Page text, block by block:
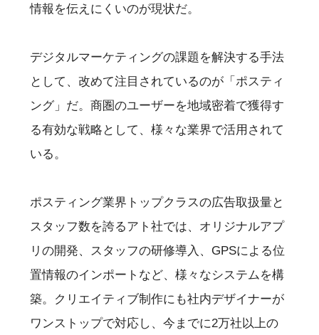
情報を伝えにくいのが現状だ。
デジタルマーケティングの課題を解決する手法
として、改めて注目されているのが「ポスティ
ング」だ。商圏のユーザーを地域密着で獲得す
る有効な戦略として、様々な業界で活用されて
いる。
ポスティング業界トップクラスの広告取扱量と
スタッフ数を誇るアト社では、オリジナルアプ
リの開発、スタッフの研修導入、GPSによる位
置情報のインポートなど、様々なシステムを構
築。クリエイティブ制作にも社内デザイナーが
ワンストップで対応し、今までに2万社以上の